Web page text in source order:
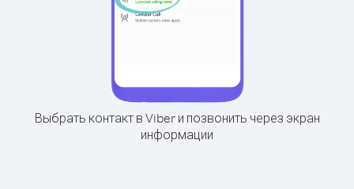
Выбрать контакт в Viber и позвонить через экран
информации